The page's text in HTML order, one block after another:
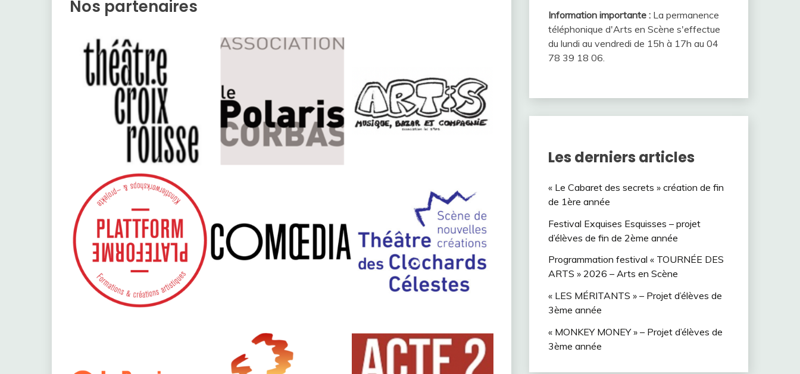
Nos partenaires Information importante : La permanence
téléphonique d'Arts en Scène s'effectue
du lundi au vendredi de 15h à 17h au 04
78 39 18 06.
Les derniers articles
« Le Cabaret des secrets » création de fin
de 1ère année
Festival Exquises Esquisses – projet
d’élèves de fin de 2ème année
Programmation festival « TOURNÉE DES
ARTS » 2026 – Arts en Scène
« LES MÉRITANTS » – Projet d’élèves de
3ème année
« MONKEY MONEY » – Projet d’élèves de
3ème année